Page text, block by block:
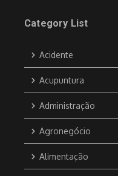
Category List
Acidente
Acupuntura
Administração
Agronegócio
Alimentação